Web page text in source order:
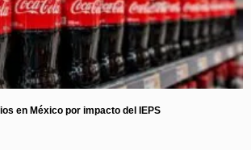
en México por impacto del IEPS